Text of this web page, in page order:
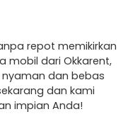
repot memikirkan
mobil dari Okkarent,
dan bebas
dan kami
impian Anda!